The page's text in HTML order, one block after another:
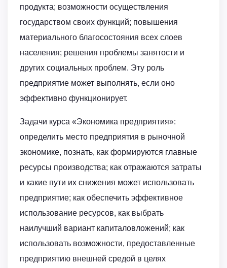
продукта; возможности осуществления
государством своих функций; повышения
материального благосостояния всех слоев
населения; решения проблемы занятости и
других социальных проблем. Эту роль
предприятие может выполнять, если оно
эффективно функционирует.
Задачи курса «Экономика предприятия»:
определить место предприятия в рыночной
экономике, познать, как формируются главные
ресурсы производства; как отражаются затраты
и какие пути их снижения может использовать
предприятие; как обеспечить эффективное
использование ресурсов, как выбрать
наилучший вариант капиталовложений; как
использовать возможности, предоставленные
предприятию внешней средой в целях